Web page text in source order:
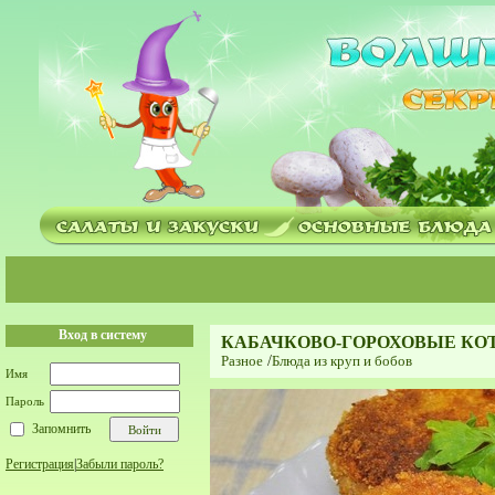
Вход в систему
Имя
Пароль
Запомнить
Регистрация Забыли пароль?
КАБАЧКОВО-ГОРОХОВЫЕ
Разное /Блюда из круп и бобов